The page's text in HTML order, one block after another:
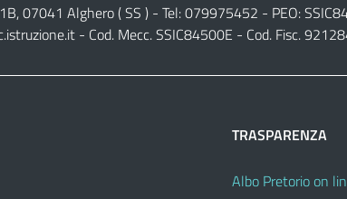
07041 Alghero ( SS ) - Tel: 079975452 - PEO:
- Cod. Mecc. SSIC84500E - Cod. Fisc.
TRASPARENZA
Albo Pretorio on